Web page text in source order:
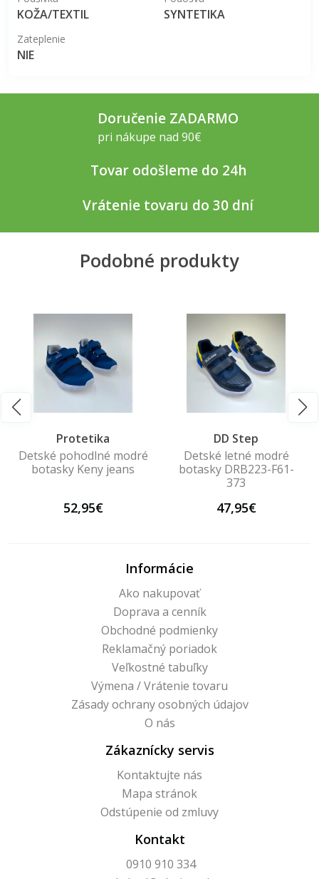
KOŽA/TEXTIL SYNTETIKA
Zateplenie
NIE
Doručenie ZADARMO
pri nákupe nad 90€
Tovar odošleme do 24h
Vrátenie tovaru do 30 dní
Podobné produkty
Protetika
Detské pohodlné modré
botasky Keny jeans
52,95€
DD Step
Detské letné modré
botasky DRB223-F61-
373
47,95€
Informácie
Ako nakupovať
Doprava a cenník
Obchodné podmienky
Reklamačný poriadok
Veľkostné tabuľky
Výmena / Vrátenie tovaru
Zásady ochrany osobných údajov
O nás
Zákaznícky servis
Kontaktujte nás
Mapa stránok
Odstúpenie od zmluvy
Kontakt
0910 910 334